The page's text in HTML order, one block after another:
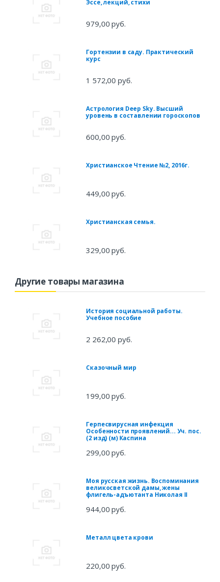
Эссе, лекций, стихи
979,00 руб.
Гортензии в саду. Практический
курс
1 572,00 руб.
Астрология Deep Sky. Высший
уровень в составлении гороскопов
600,00 руб.
Христианское Чтение №2, 2016г.
449,00 руб.
Христианская семья.
329,00 руб.
Другие товары магазина
История социальной работы.
Учебное пособие
2 262,00 руб.
Сказочный мир
199,00 руб.
Герпесвирусная инфекция
Особенности проявлений... Уч. пос.
(2 изд) (м) Каспина
299,00 руб.
Моя русская жизнь. Воспоминания
великосветской дамы, жены
флигель-адъютанта Николая II
944,00 руб.
Металл цвета крови
220,00 руб.